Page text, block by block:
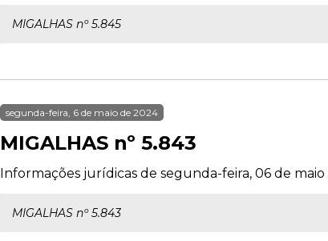
MIGALHAS nº 5.845
segunda-feira, 6 de maio de 2024
MIGALHAS nº 5.843
Informações jurídicas de segunda-feira, 06 de maio
MIGALHAS nº 5.843